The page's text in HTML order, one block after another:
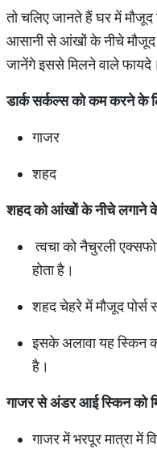
तो चलिए जानते हैं घर में
आसानी से आंखों के नीचे
जानेंगे इससे मिलने वाले फायदे।
डार्क सर्कल्स को कम करने के
गाजर
शहद
शहदकोआंखोंकेनीचेलगाने
त्वचा को नैचुरली
होता है।
शहद चेहरे में मौजूद
इसके अलावा यह स्किन
है।
गाजरसेअंडरआईस्किनको
गाजर में भरपूर मात्रा में